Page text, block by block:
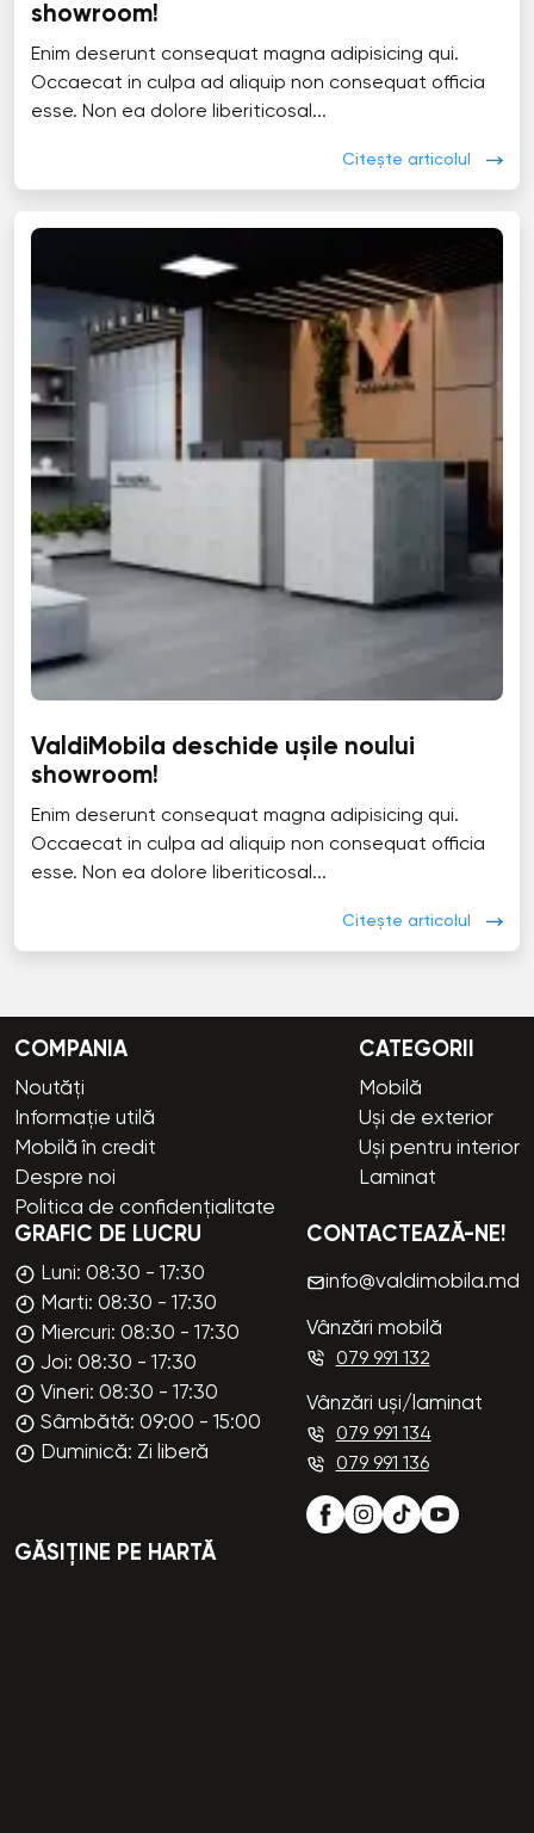
showroom!
Enim deserunt consequat magna adipisicing qui.
Occaecat in culpa ad aliquip non consequat officia
esse. Non ea dolore liberiticosal...
Citește articolul
ValdiMobila deschide ușile noului
showroom!
Enim deserunt consequat magna adipisicing qui.
Occaecat in culpa ad aliquip non consequat officia
esse. Non ea dolore liberiticosal...
Citește articolul
COMPANIA
Noutăți
Informație utilă
Mobilă în credit
Despre noi
Politica de confidențialitate
CATEGORII
Mobilă
Uși de exterior
Uși pentru interior
Laminat
GRAFIC DE LUCRU
Luni: 08:30 - 17:30
Marti: 08:30 - 17:30
Miercuri: 08:30 - 17:30
Joi: 08:30 - 17:30
Vineri: 08:30 - 17:30
Sâmbătă: 09:00 - 15:00
Duminică: Zi liberă
CONTACTEAZĂ-NE!
info@valdimobila.md
Vânzări mobilă
079 991 132
Vânzări uși/laminat
079 991 134
079 991 136
GĂSIȚINE PE HARTĂ